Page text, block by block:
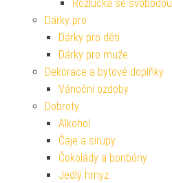
Rozlučka se svobodou
Dárky pro
Dárky pro děti
Dárky pro muže
Dekorace a bytové doplňky
Vánoční ozdoby
Dobroty
Alkohol
Čaje a sirupy
Čokolády a bonbóny
Jedlý hmyz